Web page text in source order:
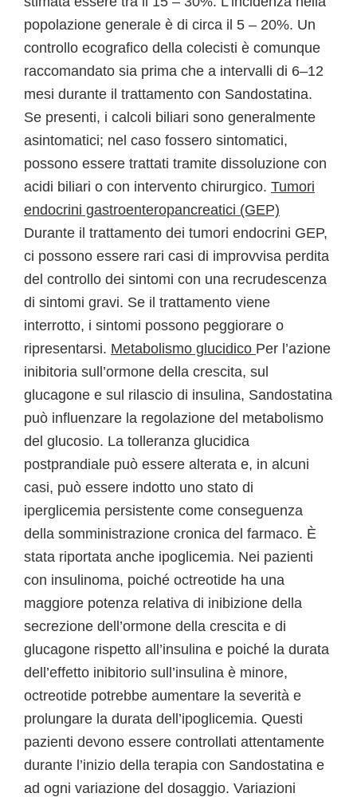
popolazione generale è di circa il 5 – 20%. Un
controllo ecografico della colecisti è comunque
raccomandato sia prima che a intervalli di 6–12
mesi durante il trattamento con Sandostatina.
Se presenti, i calcoli biliari sono generalmente
asintomatici; nel caso fossero sintomatici,
possono essere trattati tramite dissoluzione con
acidi biliari o con intervento chirurgico. Tumori
endocrini gastroenteropancreatici (GEP)
Durante il trattamento dei tumori endocrini GEP,
ci possono essere rari casi di improvvisa perdita
del controllo dei sintomi con una recrudescenza
di sintomi gravi. Se il trattamento viene
interrotto, i sintomi possono peggiorare o
ripresentarsi. Metabolismo glucidico Per l’azione
inibitoria sull’ormone della crescita, sul
glucagone e sul rilascio di insulina, Sandostatina
può influenzare la regolazione del metabolismo
del glucosio. La tolleranza glucidica
postprandiale può essere alterata e, in alcuni
casi, può essere indotto uno stato di
iperglicemia persistente come conseguenza
della somministrazione cronica del farmaco. È
stata riportata anche ipoglicemia. Nei pazienti
con insulinoma, poiché octreotide ha una
maggiore potenza relativa di inibizione della
secrezione dell’ormone della crescita e di
glucagone rispetto all’insulina e poiché la durata
dell’effetto inibitorio sull’insulina è minore,
octreotide potrebbe aumentare la severità e
prolungare la durata dell’ipoglicemia. Questi
pazienti devono essere controllati attentamente
durante l’inizio della terapia con Sandostatina e
ad ogni variazione del dosaggio. Variazioni